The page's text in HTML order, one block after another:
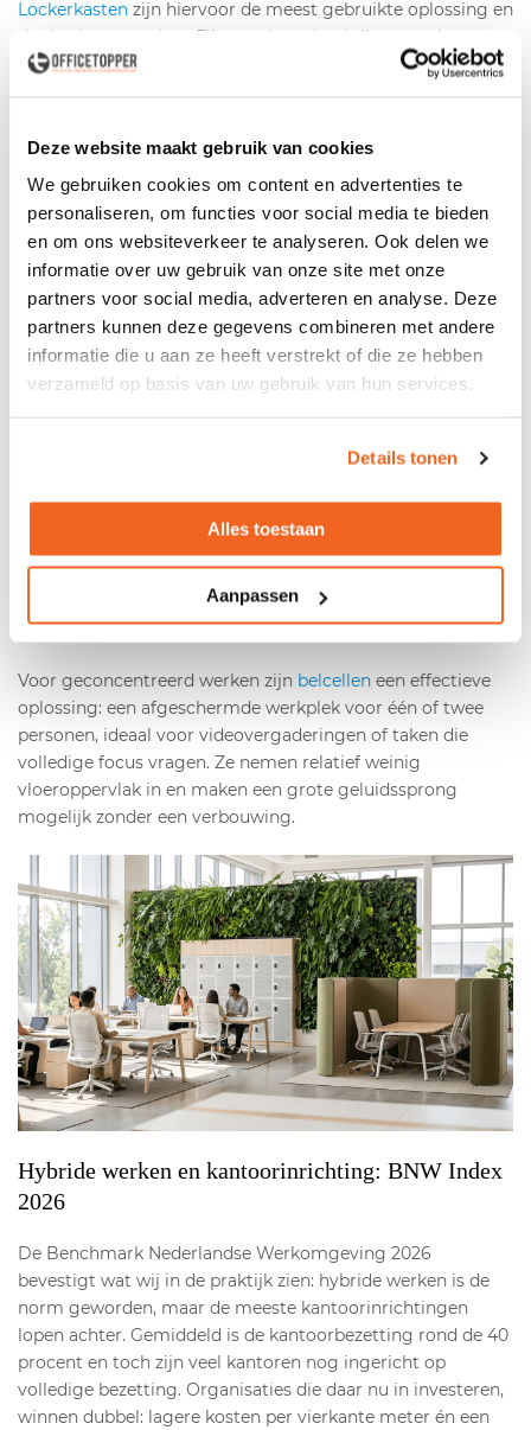
Deze website maakt gebruik van cookies
We gebruiken cookies om content en advertenties te
personaliseren, om functies voor social media te bieden
en om ons websiteverkeer te analyseren. Ook delen we
informatie over uw gebruik van onze site met onze
partners voor social media, adverteren en analyse. Deze
partners kunnen deze gegevens combineren met andere
informatie die u aan ze heeft verstrekt of die ze hebben
verzameld op basis van uw gebruik van hun services.
Details tonen
Alles toestaan
Aanpassen
Lockerkasten zijn hiervoor de meest gebruikte oplossing en
dat is niet voor niets. Elke medewerker krijgt een eigen
kluisje op slot, waarmee persoonlijke spullen, laptop en
plaatsen zonder veel ruimte in te nemen. Voor teams die
ook gezamenlijk kantoormateriaal willen opbergen,
combineer je de lockers met een
ruimtebesparend, afsluitbaar en beschikbaar in formaten
van laag tot hoog.
Stap 3: maak ruimte vrij voor overleg en focus
De vrijgekomen vloeroppervlakte door minder vaste
bureaus gebruik je het slimst door er twee soorten zones
Voor overleg geldt: variatie loont. Een grote vergadertafel
overleghoeken waar twee of drie mensen even snel kunnen
dubbel: ze definiëren zones in een open kantoor én dempen
het omgevingsgeluid, zodat gesprekken niet door de hele
ruimte klinken.
Voor geconcentreerd werken zijn belcellen een effectieve
oplossing: een afgeschermde werkplek voor één of twee
personen, ideaal voor videovergaderingen of taken die
volledige focus vragen. Ze nemen relatief weinig
vloeroppervlak in en maken een grote geluidssprong
mogelijk zonder een verbouwing.
Hybride werken en kantoorinrichting: BNW Index
2026
De Benchmark Nederlandse Werkomgeving 2026
bevestigt wat wij in de praktijk zien: hybride werken is de
norm geworden, maar de meeste kantoorinrichtingen
lopen achter. Gemiddeld is de kantoorbezetting rond de 40
procent en toch zijn veel kantoren nog ingericht op
volledige bezetting. Organisaties die daar nu in investeren,
winnen dubbel: lagere kosten per vierkante meter én een